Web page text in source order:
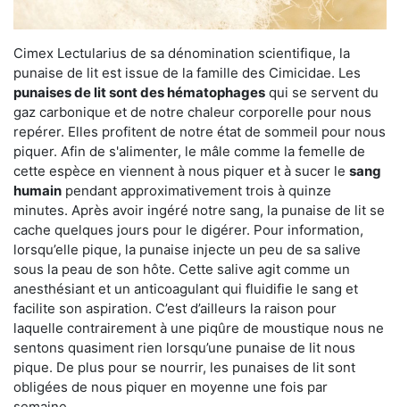
Cimex Lectularius de sa dénomination scientifique, la
punaise de lit est issue de la famille des Cimicidae. Les
punaises de lit sont des hématophages qui se servent du
gaz carbonique et de notre chaleur corporelle pour nous
repérer. Elles profitent de notre état de sommeil pour nous
piquer. Afin de s'alimenter, le mâle comme la femelle de
cette espèce en viennent à nous piquer et à sucer le sang
humain pendant approximativement trois à quinze
minutes. Après avoir ingéré notre sang, la punaise de lit se
cache quelques jours pour le digérer. Pour information,
lorsqu’elle pique, la punaise injecte un peu de sa salive
sous la peau de son hôte. Cette salive agit comme un
anesthésiant et un anticoagulant qui fluidifie le sang et
facilite son aspiration. C’est d’ailleurs la raison pour
laquelle contrairement à une piqûre de moustique nous ne
sentons quasiment rien lorsqu’une punaise de lit nous
pique. De plus pour se nourrir, les punaises de lit sont
obligées de nous piquer en moyenne une fois par